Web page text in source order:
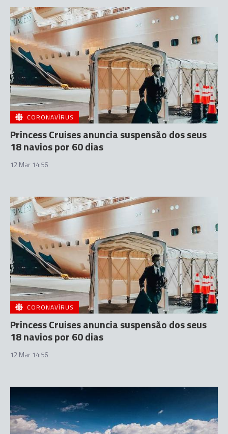
CORONAVÍRUS
Princess Cruises anuncia suspensão dos seus
18 navios por 60 dias
12 Mar 14:56
CORONAVÍRUS
Princess Cruises anuncia suspensão dos seus
18 navios por 60 dias
12 Mar 14:56